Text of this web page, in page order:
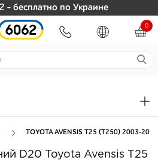
- бесплатно по Украине
0
TOYOTA AVENSIS T25 (T250) 2003-2009
D20 Toyota Avensis T25